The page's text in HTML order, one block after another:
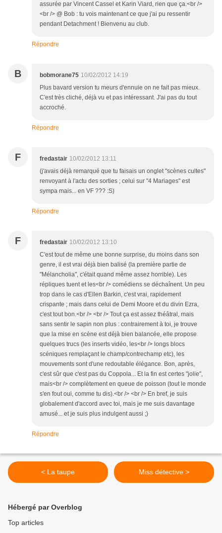
assurée par Vincent Cassel et Karin Viard, rien que ça.<br />
<br /> @ Bob : tu vois maintenant ce que j'ai pu ressentir
pendant Detachment ! Bienvenu au club.
Répondre
B bobmorane75 10/02/2012 14:19
Plus bavard version tu meurs d'ennuie on ne fait pas mieux.
C'est très cliché, déjà vu et pas intéressant. J'ai pas du tout
accroché.
Répondre
F fredastair 10/02/2012 13:11
(j'avais déjà remarqué que tu faisais un onglet "scènes cultes"
renvoyant à l'actu des sorties ; celui sur "4 Mariages" est
sympa mais... en VF ??? :S)
Répondre
F fredastair 10/02/2012 13:10
C'est tout de même une bonne surprise, du moins dans son
genre, il est vrai déjà bien balisé (la première partie de
"Mélancholia", c'était quand même assez horrible). Les
répliques tuent et les<br /> comédiens se déchaînent. Un peu
trop dans le cas d'Ellen Barkin, c'est vrai, rapidement
crispante ; mais dans celui de Demi Moore et du divin Ezra,
c'est tout bon.<br /> <br /> Tout ça est assez théâtral, mais
sans sentir le sapin non plus : contrairement à toi, je trouve
que la mise en scène est déjà bien balancée, elle propose
quelques trucs (les inserts vidéo, les<br /> longs blocs
scéniques remplaçant le champ/contrechamp etc), les
mouvements sont d'une redoutable élégance. Bon, après,
c'est sûr que c'est pas du Coppola... Et la fin est certes "jolie",
mais<br /> complètement en queue de poisson (tout le monde
s'en fout oui, comme tu dis).<br /> <br /> En bref, je suis
globalement d'accord avec toi, mais je me suis davantage
amusé... et je suis plus indulgent aussi ;)
Répondre
< La taupe Miss détective >
Hébergé par Overblog
Top articles